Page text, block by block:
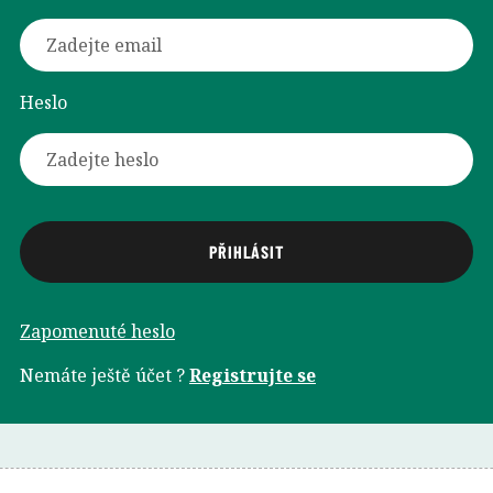
Heslo
Zapomenuté heslo
Nemáte ještě účet ?Registrujte se